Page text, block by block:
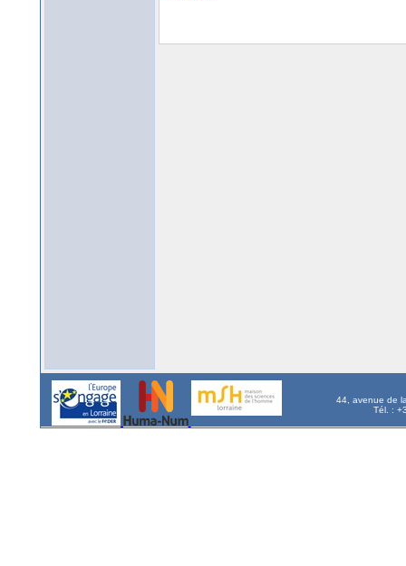
44, avenue de
Tél. :